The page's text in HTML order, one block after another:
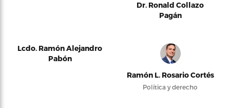
Dr. Ronald Collazo
Pagán
Lcdo. Ramón Alejandro
Pabón
Ramón L. Rosario Cortés
Política y derecho